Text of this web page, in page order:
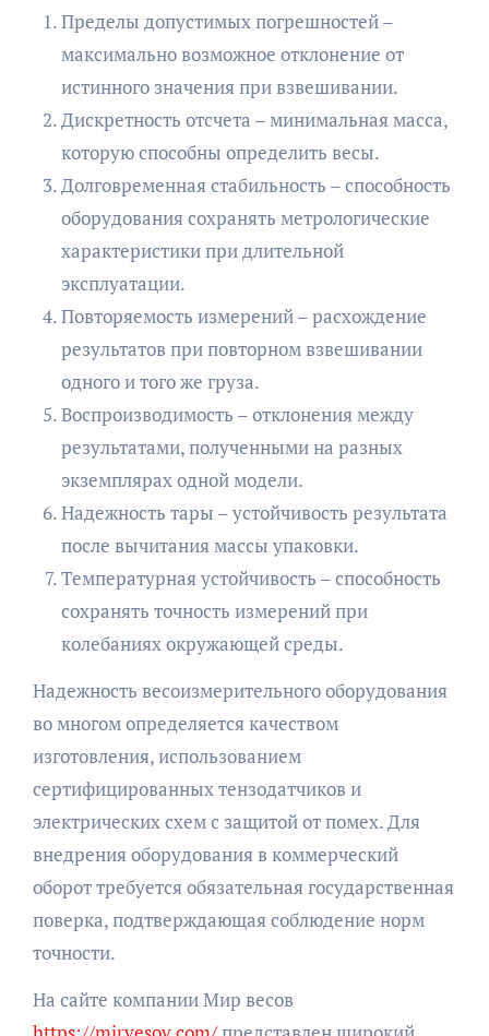
Пределы допустимых погрешностей –
максимально возможное отклонение от
истинного значения при взвешивании.
Дискретность отсчета – минимальная масса,
которую способны определить весы.
Долговременная стабильность – способность
оборудования сохранять метрологические
характеристики при длительной
эксплуатации.
Повторяемость измерений – расхождение
результатов при повторном взвешивании
одного и того же груза.
Воспроизводимость – отклонения между
результатами, полученными на разных
экземплярах одной модели.
Надежность тары – устойчивость результата
после вычитания массы упаковки.
Температурная устойчивость – способность
сохранять точность измерений при
колебаниях окружающей среды.
Надежность весоизмерительного оборудования
во многом определяется качеством
изготовления, использованием
сертифицированных тензодатчиков и
электрических схем с защитой от помех. Для
внедрения оборудования в коммерческий
оборот требуется обязательная государственная
поверка, подтверждающая соблюдение норм
точности.
На сайте компании Мир весов